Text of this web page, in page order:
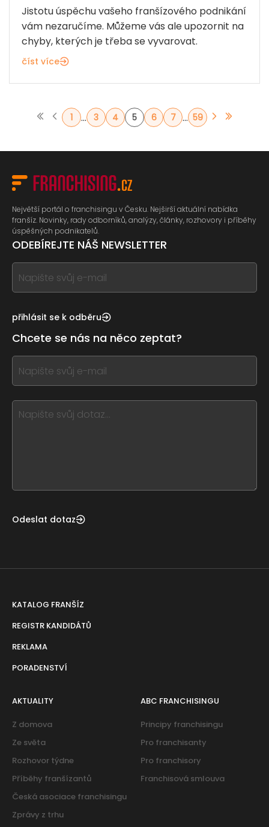
Jistotu úspěchu vašeho franšízového podnikání
vám nezaručíme. Můžeme vás ale upozornit na
chyby, kterých je třeba se vyvarovat.
číst více
1 ... 3 4 5 6 7 ... 59
Největší portál o franchisingu v Česku. Nejširší aktuální nabídka
franšíz. Novinky, rady odborníků, analýzy, články, rozhovory i příběhy
úspěšných podnikatelů.
ODEBÍREJTE NÁŠ NEWSLETTER
If
you
this,
this
form
field
blank
přihlásit se k odběru
Chcete se nás na něco zeptat?
If
you
this,
leave
Odeslat dotaz
KATALOG FRANŠÍZ
REGISTR KANDIDÁTŮ
REKLAMA
PORADENSTVÍ
AKTUALITY
Z domova
Ze světa
Rozhovor týdne
Příběhy franšízantů
Česká asociace franchisingu
Zprávy z trhu
ABC FRANCHISINGU
Principy franchisingu
Pro franchisanty
Pro franchisory
Franchisová smlouva